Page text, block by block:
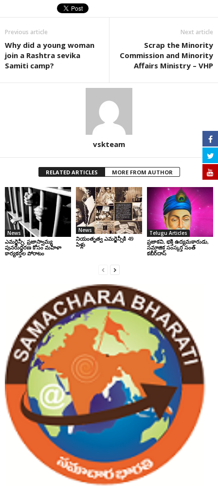
Previous article
Why did a young woman
join a Rashtra sevika
Samiti camp?
Next article
Scrap the Minority
Commission and Minority
Affairs Ministry – VHP
vskteam
RELATED ARTICLES MORE FROM AUTHOR
News
ఎమర్జెన్సీ: ప్రజాస్వామ్య
పునరుద్ధరణ కోసం మహిళా
కార్యకర్తల పోరాటం
News
నియంతృత్వ ఎమర్జెన్సీకి 49
ఏళ్లు
Telugu Articles
ప్రజాకవి, భక్తి ఉద్యమకారుడు,
సమాజిక సంస్కర్త సంత్‌
కబీర్‌దాస్‌